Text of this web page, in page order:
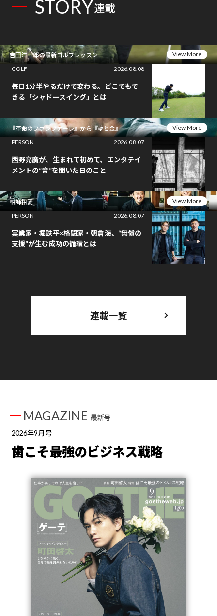
STORY連載
吉田洋一郎の最新ゴルフレッスン
View More
GOLF
2026.08.08
毎日1分半やるだけで変わる。どこでもで
きる「シャドースイング」とは
『革命のファンファーレ』から『夢と金』
View More
PERSON
2026.08.07
西野亮廣が、生まれて初めて、エンタテイ
メントの“音”を聞いた日のこと
相師相愛
View More
PERSON
2026.08.07
実業家・堀鉄平×格闘家・朝倉海、“無償の
支援”が生む成功の循環とは
連載一覧
MAGAZINE 最新号
2026年9月号
歯こそ最強のビジネス戦略